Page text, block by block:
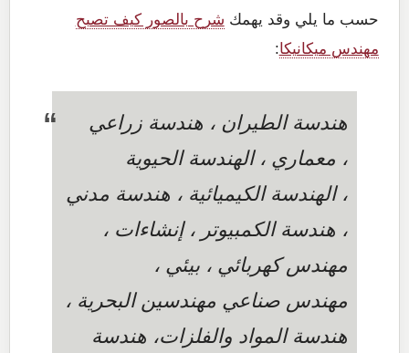
حسب ما يلي وقد يهمك شرح بالصور كيف تصبح
مهندس ميكانيكا:
هندسة الطيران ، هندسة زراعي
، معماري ، الهندسة الحيوية
، الهندسة الكيميائية ، هندسة مدني
، هندسة الكمبيوتر ، إنشاءات ،
مهندس كهربائي ، بيئي ،
مهندس صناعي مهندسين البحرية ،
هندسة المواد والفلزات، هندسة